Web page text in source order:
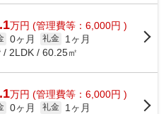
万円 (管理費等：6,000円 )
0ヶ月 礼金
1ヶ月
/ 2LDK / 60.25㎡
万円 (管理費等：6,000円 )
0ヶ月 礼金
1ヶ月